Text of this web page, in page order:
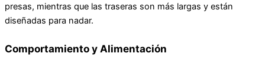
presas, mientras que las traseras son más largas y están
diseñadas para nadar.
Comportamiento y Alimentación